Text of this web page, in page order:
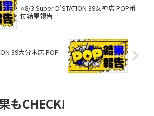
⭐️8/3 Super D’STATION 39女神店 POP番
付結果報告
39大分本店 POP
もCHECK!